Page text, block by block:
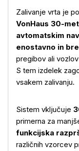
Zalivanje vrta je
VonHaus 30-
avtomatskim
enostavno in
pregibov ali
S tem izdelek
vsakem zalivanju.
Sistem vključuje
primerna za
funkcijska
različnih vzorcev